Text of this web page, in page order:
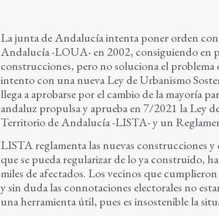
La junta de Andalucía intenta poner orden
Andalucía -LOUA- en 2002, consiguiendo en
construcciones, pero no soluciona el problema
intento con una nueva Ley de Urbanismo
llega a aprobarse por el cambio de la mayoría
andaluz propulsa y aprueba en 7/2021 la Ley
Territorio de Andalucía -LISTA- y un
LISTA reglamenta las nuevas construcciones
que se pueda regularizar de lo ya construido,
miles de afectados. Los vecinos que
y sin duda las connotaciones electorales no
una herramienta útil, pues es insostenible la